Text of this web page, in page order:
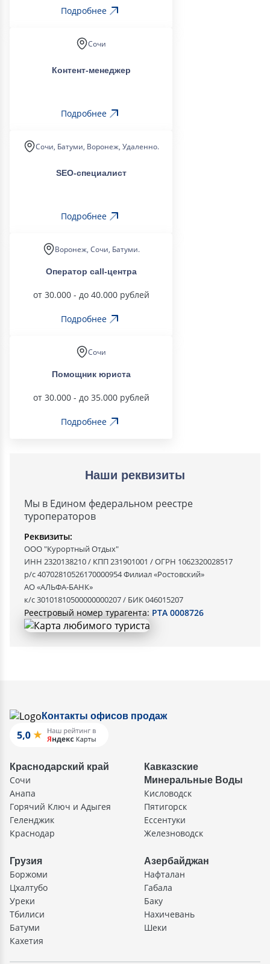
Подробнее
Сочи
Контент-менеджер
Подробнее
Сочи, Батуми, Воронеж, Удаленно.
SEO-специалист
Подробнее
Воронеж, Сочи, Батуми.
Оператор call-центра
от 30.000 - до 40.000 рублей
Подробнее
Сочи
Помощник юриста
от 30.000 - до 35.000 рублей
Подробнее
Наши реквизиты
Мы в Едином федеральном реестре
туроператоров
Реквизиты:
ООО "Курортный Отдых"
ИНН 2320138210 / КПП 231901001 / ОГРН 1062320028517
р/с 40702810526170000954 Филиал «Ростовский»
АО «АЛЬФА-БАНК»
к/с 30101810500000000207 / БИК 046015207
Реестровый номер турагента: РТА 0008726
Контакты офисов продаж
Краснодарский край
Сочи
Анапа
Горячий Ключ и Адыгея
Геленджик
Краснодар
Кавказские
Минеральные Воды
Кисловодск
Пятигорск
Ессентуки
Железноводск
Грузия
Боржоми
Цхалтубо
Уреки
Тбилиси
Батуми
Кахетия
Азербайджан
Нафталан
Габала
Баку
Нахичевань
Шеки